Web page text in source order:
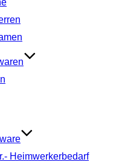
Heimwerkerbedarf